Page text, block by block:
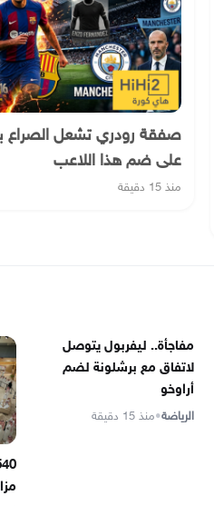
صفقة رودري تشعل الصراع
على ضم هذا اللاعب
منذ 15 دقيقة
مفاجأة.. ليفربول يتوصل
لاتفاق مع برشلونة لضم
أراوخو
الرياضة•منذ 15 دقيقة